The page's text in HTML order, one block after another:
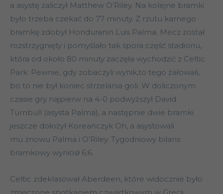
a asystę zaliczył Matthew O’Riley. Na kolejne bramki
było trzeba czekać do 77 minuty. Z rzutu karnego
bramkę zdobył Honduranin Luis Palma. Mecz został
rozstrzygnięty i pomyślało tak spora część stadionu,
która od około 80 minuty zaczęła wychodzić z Celtic
Park. Pewnie, gdy zobaczyli wynik,to tego żałowali,
bo to nie był koniec strzelania goli. W doliczonym
czasie gry najpierw na 4-0 podwyższył David
Turnbull (asysta Palma), a następnie dwie bramki
jeszcze dołożył Koreańczyk Oh, a asystowali
mu znowu Palma i O’Riley. Tygodniowy bilans
bramkowy wyniósł 6:6.
Celtic zdeklasował Aberdeen, które widocznie było